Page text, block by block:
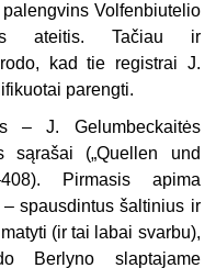
Volfenbiutelio
ateitis. Tačiau ir
kad tie registrai J.
parengti.
– J. Gelumbeckaitės
sąrašai („Quellen und
Pirmasis apima
spausdintus šaltinius ir
(ir tai labai svarbu),
Berlyno slaptajame